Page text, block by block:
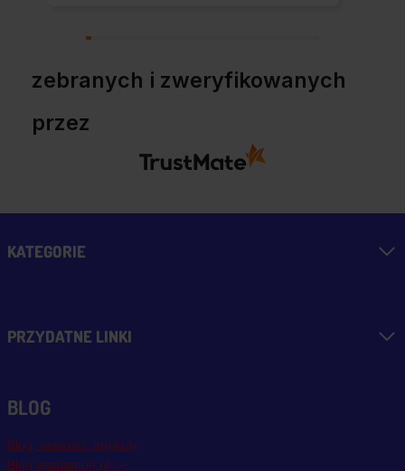
zebranych i zweryfikowanych
przez
KATEGORIE
PRZYDATNE LINKI
BLOG
Blog, nowości, artykuły
Blog msalamon.pl →